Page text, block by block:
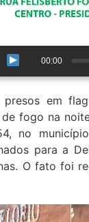
00:00
presos em
fogo na
no
para a
O fato foi